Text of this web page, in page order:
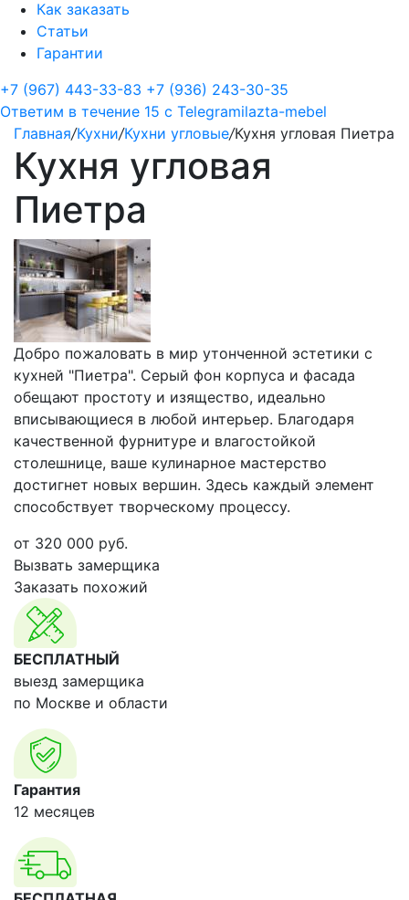
Как заказать
Статьи
Гарантии
+7 (967) 443-33-83 +7 (936) 243-30-35
Ответим в течение 15 с Telegramilazta-mebel
Главная/Кухни/Кухни угловые/Кухня угловая Пиетра
Кухня угловая
Пиетра
Добро пожаловать в мир утонченной эстетики с
кухней "Пиетра". Серый фон корпуса и фасада
обещают простоту и изящество, идеально
вписывающиеся в любой интерьер. Благодаря
качественной фурнитуре и влагостойкой
столешнице, ваше кулинарное мастерство
достигнет новых вершин. Здесь каждый элемент
способствует творческому процессу.
от 320 000 руб.
Вызвать замерщика
Заказать похожий
БЕСПЛАТНЫЙ
выезд замерщика
по Москве и области
Гарантия
12 месяцев